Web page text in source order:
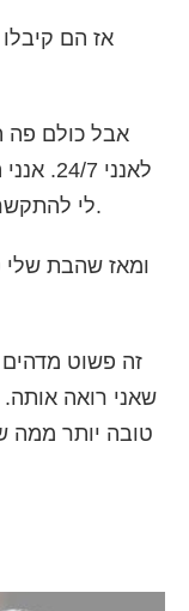
אז הם
אבל כולם פה
לאנני
לי להתקשר אליה בכל שעה ביום או בלילה.
ומאז שהבת שלי
זה פשוט
שאני רואה
טובה יותר ממה